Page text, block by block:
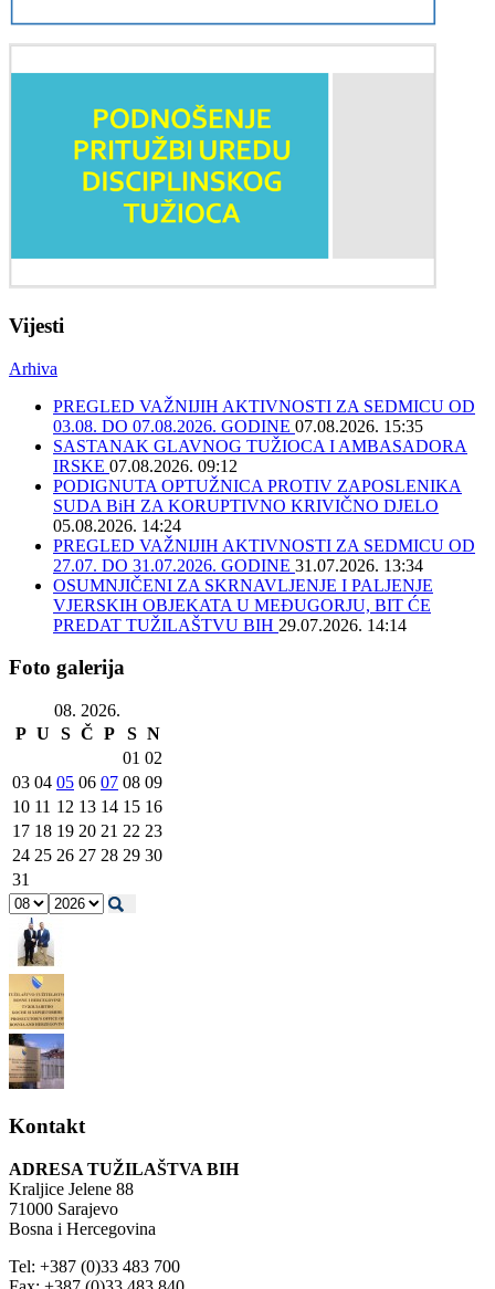
Vijesti
Arhiva
PREGLED VAŽNIJIH AKTIVNOSTI ZA SEDMICU OD
03.08. DO 07.08.2026. GODINE 07.08.2026. 15:35
SASTANAK GLAVNOG TUŽIOCA I AMBASADORA
IRSKE 07.08.2026. 09:12
PODIGNUTA OPTUŽNICA PROTIV ZAPOSLENIKA
SUDA BiH ZA KORUPTIVNO KRIVIČNO DJELO
05.08.2026. 14:24
PREGLED VAŽNIJIH AKTIVNOSTI ZA SEDMICU OD
27.07. DO 31.07.2026. GODINE 31.07.2026. 13:34
OSUMNJIČENI ZA SKRNAVLJENJE I PALJENJE
VJERSKIH OBJEKATA U MEĐUGORJU, BIT ĆE
PREDAT TUŽILAŠTVU BIH 29.07.2026. 14:14
Foto galerija
08. 2026.
P U S Č P S N
01 02
03 04 05 06 07 08 09
10 11 12 13 14 15 16
17 18 19 20 21 22 23
24 25 26 27 28 29 30
31
Kontakt
ADRESA TUŽILAŠTVA BIH
Kraljice Jelene 88
71000 Sarajevo
Bosna i Hercegovina
Tel: +387 (0)33 483 700